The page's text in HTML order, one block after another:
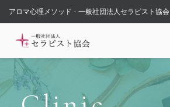
アロマ心理メソッド - 一般社団法人セラピスト協会